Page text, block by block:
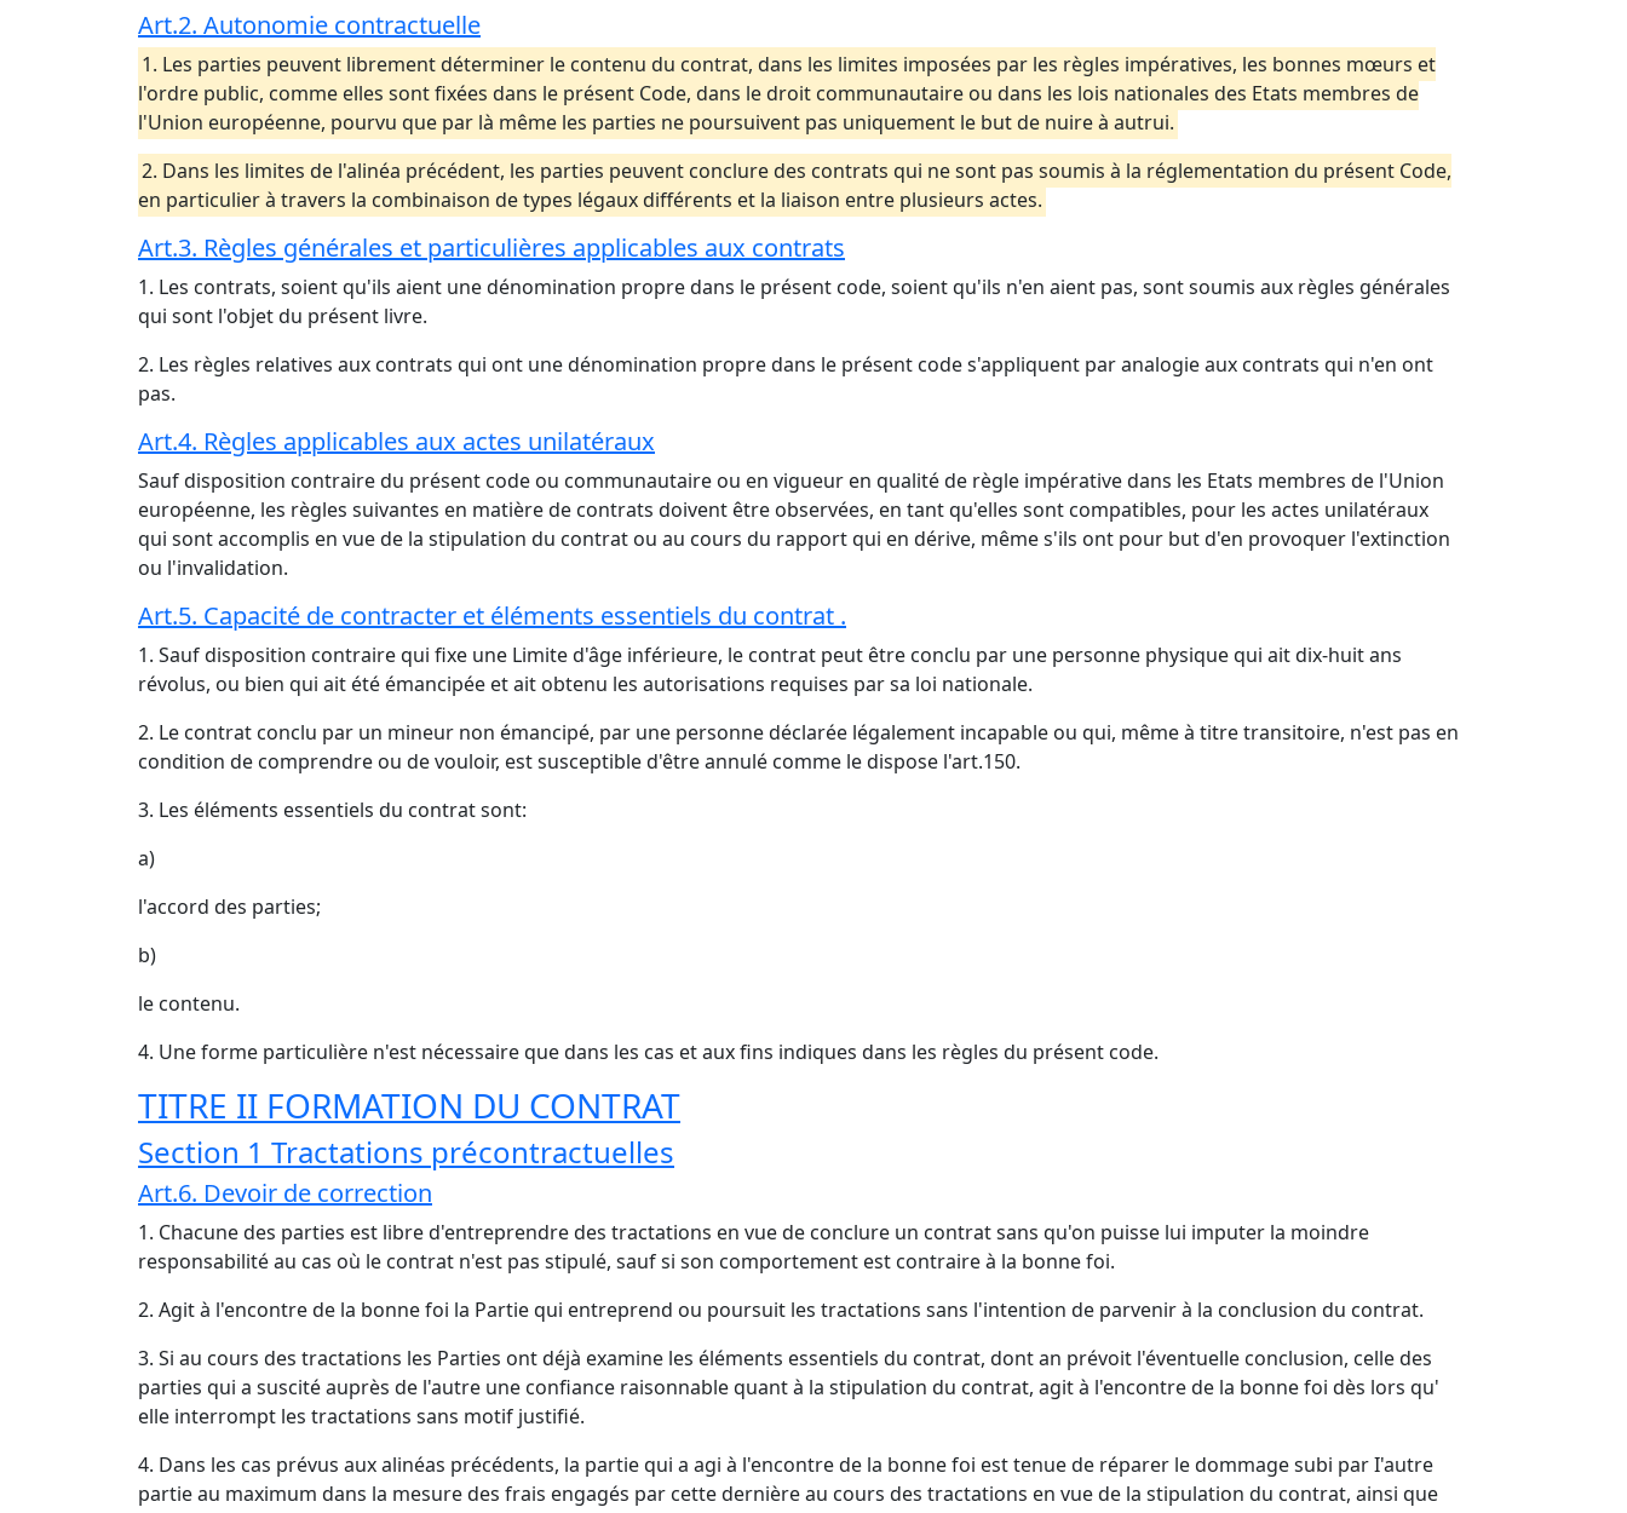
Art.2. Autonomie contractuelle
1. Les parties peuvent librement déterminer le contenu du contrat, dans les limites imposées par les règles impératives, les bonnes mœurs et
l'ordre public, comme elles sont fixées dans le présent Code, dans le droit communautaire ou dans les lois nationales des Etats membres de
l'Union européenne, pourvu que par là même les parties ne poursuivent pas uniquement le but de nuire à autrui.
2. Dans les limites de l'alinéa précédent, les parties peuvent conclure des contrats qui ne sont pas soumis à la réglementation du présent Code,
en particulier à travers la combinaison de types légaux différents et la liaison entre plusieurs actes.
Art.3. Règles générales et particulières applicables aux contrats
1. Les contrats, soient qu'ils aient une dénomination propre dans le présent code, soient qu'ils n'en aient pas, sont soumis aux règles générales
qui sont l'objet du présent livre.
2. Les règles relatives aux contrats qui ont une dénomination propre dans le présent code s'appliquent par analogie aux contrats qui n'en ont
pas.
Art.4. Règles applicables aux actes unilatéraux
Sauf disposition contraire du présent code ou communautaire ou en vigueur en qualité de règle impérative dans les Etats membres de l'Union
européenne, les règles suivantes en matière de contrats doivent être observées, en tant qu'elles sont compatibles, pour les actes unilatéraux
qui sont accomplis en vue de la stipulation du contrat ou au cours du rapport qui en dérive, même s'ils ont pour but d'en provoquer l'extinction
ou l'invalidation.
Art.5. Capacité de contracter et éléments essentiels du contrat .
1. Sauf disposition contraire qui fixe une Limite d'âge inférieure, le contrat peut être conclu par une personne physique qui ait dix-huit ans
révolus, ou bien qui ait été émancipée et ait obtenu les autorisations requises par sa loi nationale.
2. Le contrat conclu par un mineur non émancipé, par une personne déclarée légalement incapable ou qui, même à titre transitoire, n'est pas en
condition de comprendre ou de vouloir, est susceptible d'être annulé comme le dispose l'art.150.
3. Les éléments essentiels du contrat sont:
a)
l'accord des parties;
b)
le contenu.
4. Une forme particulière n'est nécessaire que dans les cas et aux fins indiques dans les règles du présent code.
TITRE II FORMATION DU CONTRAT
Section 1 Tractations précontractuelles
Art.6. Devoir de correction
1. Chacune des parties est libre d'entreprendre des tractations en vue de conclure un contrat sans qu'on puisse lui imputer la moindre
responsabilité au cas où le contrat n'est pas stipulé, sauf si son comportement est contraire à la bonne foi.
2. Agit à l'encontre de la bonne foi la Partie qui entreprend ou poursuit les tractations sans l'intention de parvenir à la conclusion du contrat.
3. Si au cours des tractations les Parties ont déjà examine les éléments essentiels du contrat, dont an prévoit l'éventuelle conclusion, celle des
parties qui a suscité auprès de l'autre une confiance raisonnable quant à la stipulation du contrat, agit à l'encontre de la bonne foi dès lors qu'
elle interrompt les tractations sans motif justifié.
4. Dans les cas prévus aux alinéas précédents, la partie qui a agi à l'encontre de la bonne foi est tenue de réparer le dommage subi par I'autre
partie au maximum dans la mesure des frais engagés par cette dernière au cours des tractations en vue de la stipulation du contrat, ainsi que